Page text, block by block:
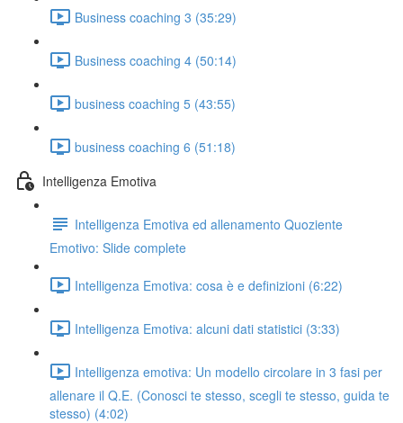
Business coaching 3 (35:29)
Business coaching 4 (50:14)
business coaching 5 (43:55)
business coaching 6 (51:18)
Intelligenza Emotiva
Intelligenza Emotiva ed allenamento Quoziente
Emotivo: Slide complete
Intelligenza Emotiva: cosa è e definizioni (6:22)
Intelligenza Emotiva: alcuni dati statistici (3:33)
Intelligenza emotiva: Un modello circolare in 3 fasi per
allenare il Q.E. (Conosci te stesso, scegli te stesso, guida te
stesso) (4:02)